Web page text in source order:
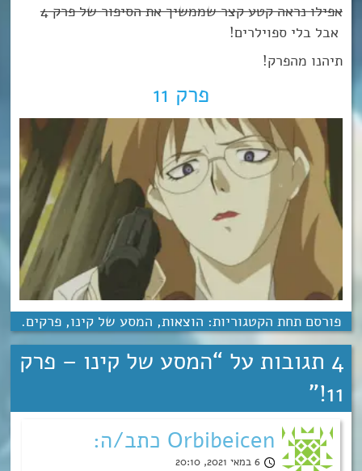
אפילו נראה קטע קצר שממשיך את הסיפור של פרק 4
אבל בלי ספוילרים!
תיהנו מהפרק!
פרק 11
פורסם תחת הקטגוריות: הוצאות, המסע של קינו, פרקים.
4 תגובות על “
המסע של קינו – פרק
11!
”
Orbibeicen כתב/ה:
6 במאי 2021, 20:10